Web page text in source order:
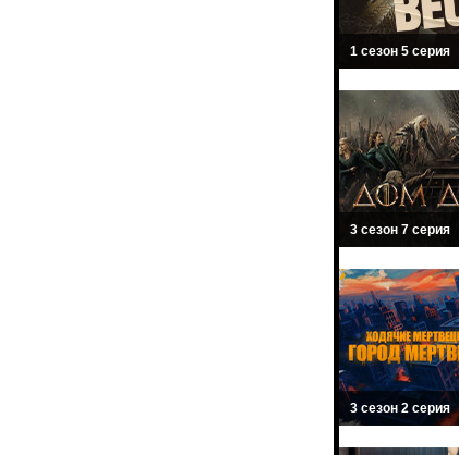
1 сезон 5 серия
3 сезон 7 серия
3 сезон 2 серия